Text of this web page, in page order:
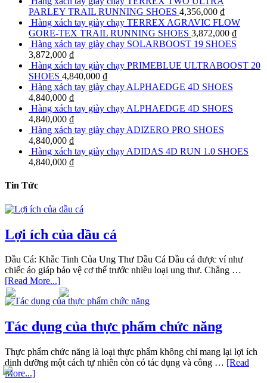
PARLEY TRAIL RUNNING SHOES 4,356,000 ₫
Hàng xách tay giày chạy TERREX AGRAVIC FLOW
GORE-TEX TRAIL RUNNING SHOES 3,872,000 ₫
Hàng xách tay giày chạy SOLARBOOST 19 SHOES
3,872,000 ₫
Hàng xách tay giày chạy PRIMEBLUE ULTRABOOST 20
SHOES 4,840,000 ₫
Hàng xách tay giày chạy ALPHAEDGE 4D SHOES
4,840,000 ₫
Hàng xách tay giày chạy ALPHAEDGE 4D SHOES
4,840,000 ₫
Hàng xách tay giày chạy ADIZERO PRO SHOES
4,840,000 ₫
Hàng xách tay giày chạy ADIDAS 4D RUN 1.0 SHOES
4,840,000 ₫
Tin Tức
Lợi ích của dầu cá
Dầu Cá: Khắc Tinh Của Ung Thư Dầu Cá Dầu cá được ví như
chiếc áo giáp bảo vệ cơ thể trước nhiều loại ung thư. Chẳng …
[Read More...]
Tác dụng của thực phẩm chức năng
Thực phẩm chức năng là loại thực phẩm không chỉ mang lại lợi ích
dinh dưỡng một cách tự nhiên còn có tác dụng và công … [Read
More...]